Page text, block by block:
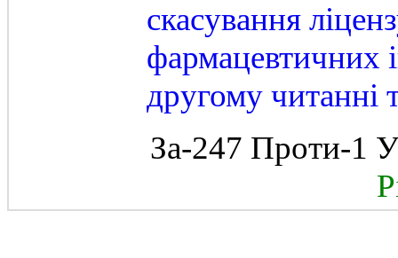
скасування
фармацевтичних
другому читанні
За-247 Проти-1